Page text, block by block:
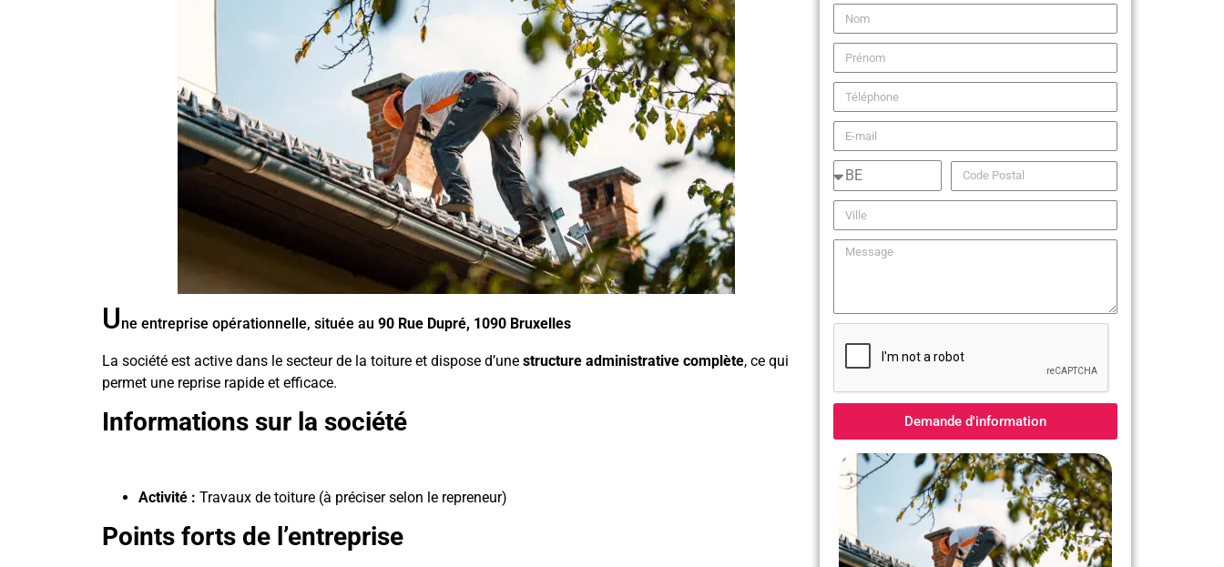
Une entreprise opérationnelle, située au 90 Rue Dupré, 1090 Bruxelles
La société est active dans le secteur de la toiture et dispose d’une structure administrative complète, ce qui
permet une reprise rapide et efficace.
Informations sur la société
Activité : Travaux de toiture (à préciser selon le repreneur)
Points forts de l’entreprise
Demande d'information